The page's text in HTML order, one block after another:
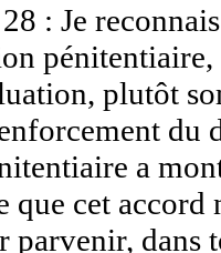
: Je
plutôt
du
a
que cet
parvenir, dans